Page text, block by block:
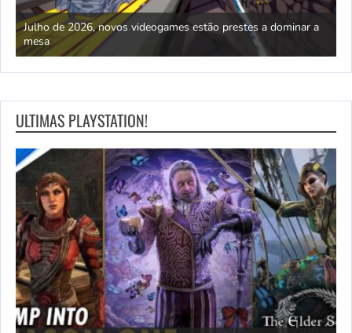
TheJulho de 2026, novos videogames estão prestes a dominar a
mesa
ULTIMAS PLAYSTATION!